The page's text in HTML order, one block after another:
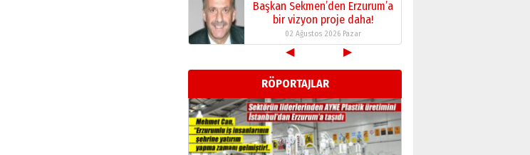
Başkan Sekmen’den Erzurum’a
bir vizyon proje daha!
02 Ağustos 2026 Pazar
Kadir SABUNCUOĞLU
Erzurumspor’un köşe taşları
29 Haziran 2026 Pazartesi
Kenan GÜLERCİ
Murat Şahsuvaroğlu ERKON’da
◀ ▶
RÖPORTAJLAR